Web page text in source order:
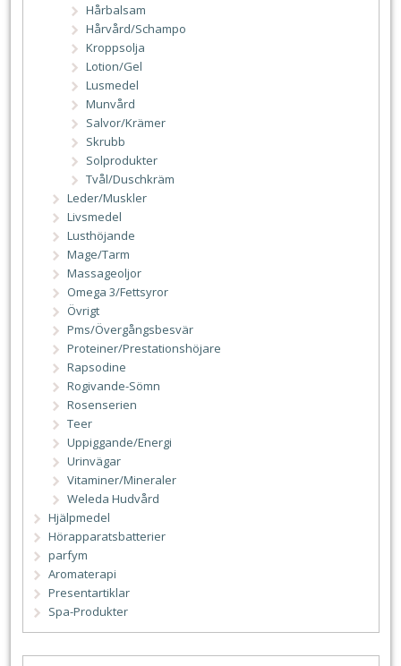
Hårbalsam
Hårvård/Schampo
Kroppsolja
Lotion/Gel
Lusmedel
Munvård
Salvor/Krämer
Skrubb
Solprodukter
Tvål/Duschkräm
Leder/Muskler
Livsmedel
Lusthöjande
Mage/Tarm
Massageoljor
Omega 3/Fettsyror
Övrigt
Pms/Övergångsbesvär
Proteiner/Prestationshöjare
Rapsodine
Rogivande-Sömn
Rosenserien
Teer
Uppiggande/Energi
Urinvägar
Vitaminer/Mineraler
Weleda Hudvård
Hjälpmedel
Hörapparatsbatterier
parfym
Aromaterapi
Presentartiklar
Spa-Produkter